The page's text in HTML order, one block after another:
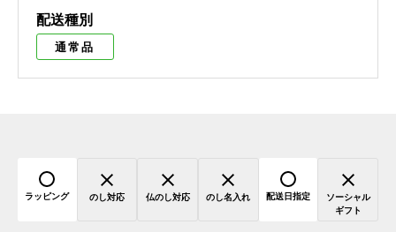
配送種別
通常品
ラッピング のし対応 仏のし対応 のし名入れ 配送日指定
ソーシャル
ギフト